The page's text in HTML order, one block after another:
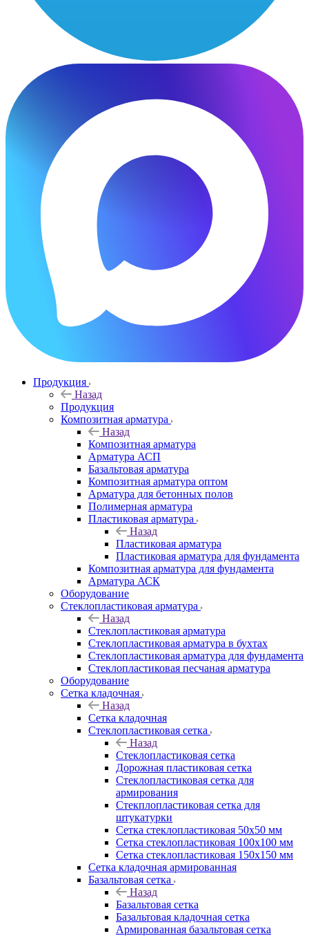
Продукция
Назад
Продукция
Композитная арматура
Назад
Композитная арматура
Арматура АСП
Базальтовая арматура
Композитная арматура оптом
Арматура для бетонных полов
Полимерная арматура
Пластиковая арматура
Назад
Пластиковая арматура
Пластиковая арматура для фундамента
Композитная арматура для фундамента
Арматура АСК
Оборудование
Cтеклопластиковая арматура
Назад
Cтеклопластиковая арматура
Стеклопластиковая арматура в бухтах
Стеклопластиковая арматура для фундамента
Стеклопластиковая песчаная арматура
Оборудование
Сетка кладочная
Назад
Сетка кладочная
Стеклопластиковая сетка
Назад
Стеклопластиковая сетка
Дорожная пластиковая сетка
Стеклопластиковая сетка для
армирования
Стекплопластиковая сетка для
штукатурки
Сетка стеклопластиковая 50x50 мм
Сетка стеклопластиковая 100x100 мм
Сетка стеклопластиковая 150x150 мм
Сетка кладочная армированная
Базальтовая сетка
Назад
Базальтовая сетка
Базальтовая кладочная сетка
Армированная базальтовая сетка